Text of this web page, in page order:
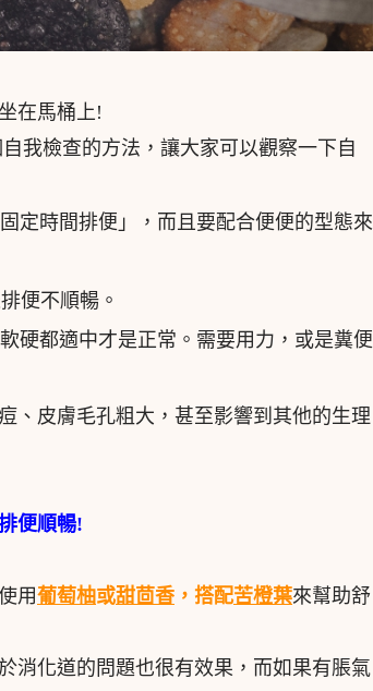
在馬桶上!
我檢查的方法，讓大家可以觀察一下自
定時間排便」，而且要配合便便的型態來
便不順暢。
硬都適中才是正常。需要用力，或是糞便
、皮膚毛孔粗大，甚至影響到其他的生理
便順暢!
用葡萄柚或甜茴香 ，搭配苦橙葉來幫助舒
消化道的問題也很有效果，而如果有脹氣